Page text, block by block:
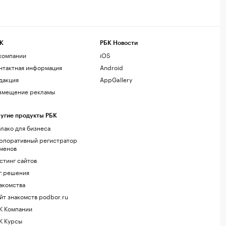
информация
рекламы
продукты РБК
для бизнеса
регистратор
сайтов
знакомств podbor.ru
Компании
Курсы
РБК Новости
iOS
Android
AppGallery